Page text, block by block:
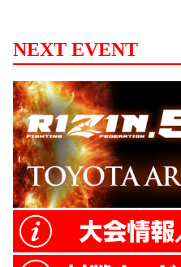
付開始：
前 みんなの
会見登壇者：
長、 山本美
RENA選手＆
れの対戦カー
NEXT EVENT